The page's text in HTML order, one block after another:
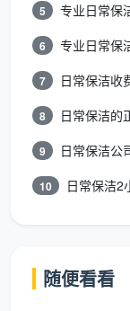
型、服务类型
口价报价。正
准和结算方式
天均安洁
用户在预约时
业协会数据，
环节三：
最后一道保
5
6
7 日常保洁收
8
9
10
随便看看